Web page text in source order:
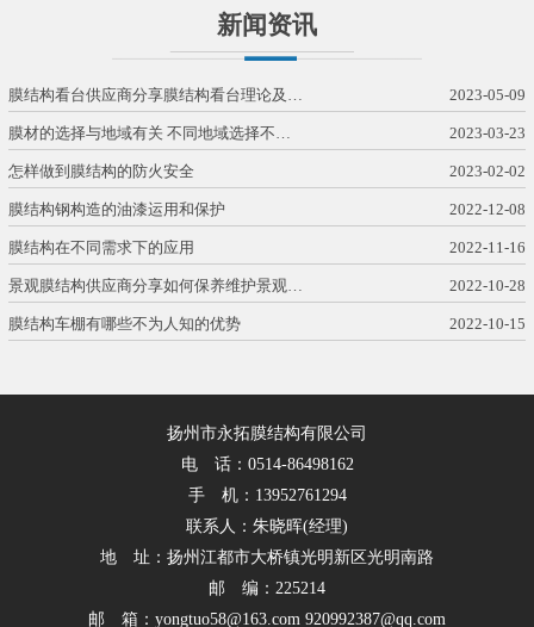
新闻资讯
膜结构看台供应商分享膜结构看台理论及… 2023-05-09
膜材的选择与地域有关 不同地域选择不… 2023-03-23
怎样做到膜结构的防火安全 2023-02-02
膜结构钢构造的油漆运用和保护 2022-12-08
膜结构在不同需求下的应用 2022-11-16
景观膜结构供应商分享如何保养维护景观… 2022-10-28
膜结构车棚有哪些不为人知的优势 2022-10-15
扬州市永拓膜结构有限公司
电 话：0514-86498162
手 机：13952761294
联系人：朱晓晖(经理)
地 址：扬州江都市大桥镇光明新区光明南路
邮 编：225214
邮 箱：yongtuo58@163.com 920992387@qq.com